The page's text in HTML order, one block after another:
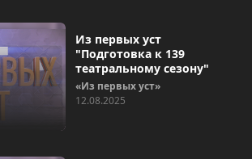
Из первых уст
"Подготовка к 139
театральному сезону"
«Из первых уст»
12.08.2025